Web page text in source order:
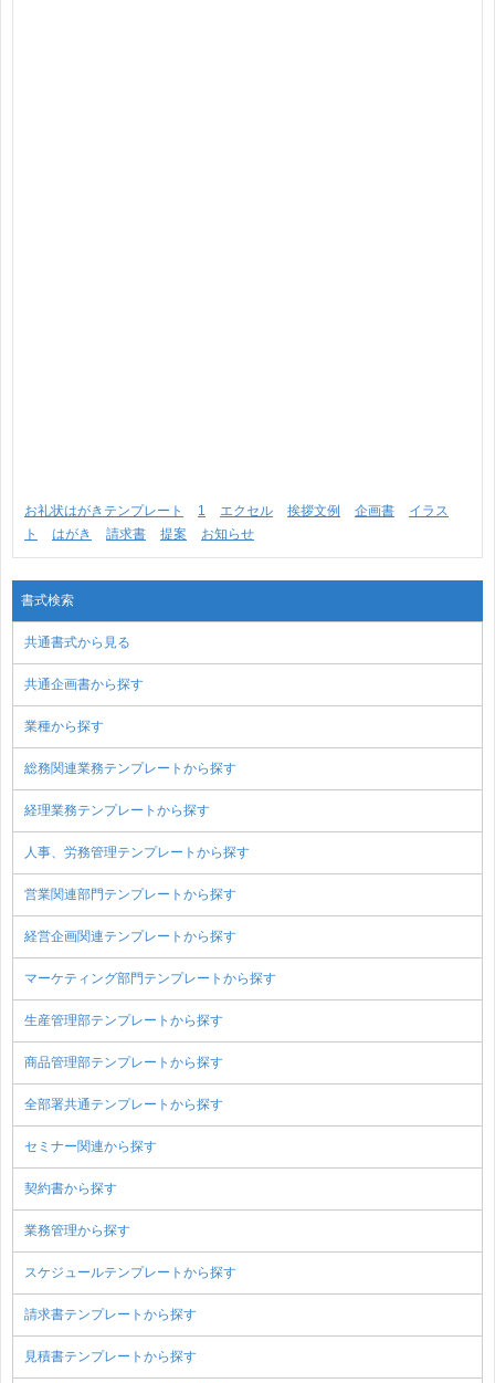
お礼状はがきテンプレート 1 エクセル 挨拶文例 企画書
イラス
ト
はがき 請求書 提案 お知らせ
書式検索
共通書式から見る
共通企画書から探す
業種から探す
総務関連業務テンプレートから探す
経理業務テンプレートから探す
人事、労務管理テンプレートから探す
営業関連部門テンプレートから探す
経営企画関連テンプレートから探す
マーケティング部門テンプレートから探す
生産管理部テンプレートから探す
商品管理部テンプレートから探す
全部署共通テンプレートから探す
セミナー関連から探す
契約書から探す
業務管理から探す
スケジュールテンプレートから探す
請求書テンプレートから探す
見積書テンプレートから探す